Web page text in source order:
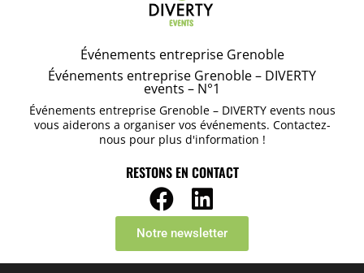
Événements entreprise Grenoble
Événements entreprise Grenoble – DIVERTY
events – N°1
Événements entreprise Grenoble – DIVERTY events nous
vous aiderons a organiser vos événements. Contactez-
nous pour plus d'information !
RESTONS EN CONTACT
Notre newsletter